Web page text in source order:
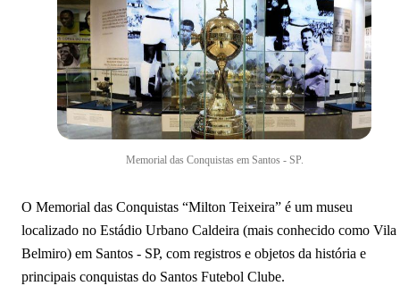
Memorial das Conquistas em Santos - SP.
O Memorial das Conquistas “Milton Teixeira” é um museu
localizado no Estádio Urbano Caldeira (mais conhecido como Vila
Belmiro) em Santos - SP, com registros e objetos da história e
principais conquistas do Santos Futebol Clube.